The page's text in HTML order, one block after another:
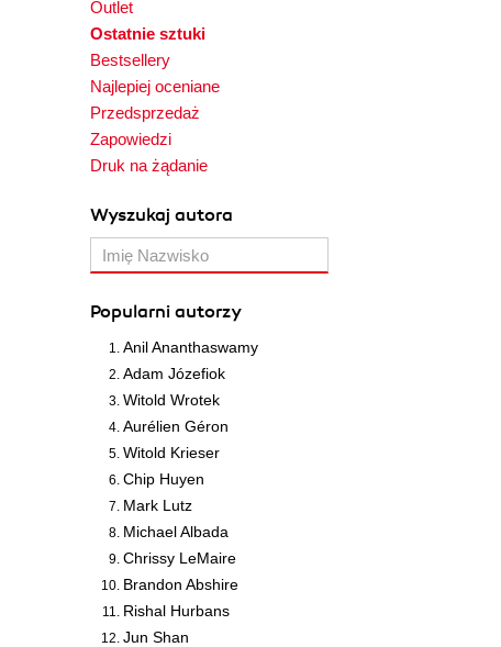
Outlet
Ostatnie sztuki
Bestsellery
Najlepiej oceniane
Przedsprzedaż
Zapowiedzi
Druk na żądanie
Wyszukaj autora
Popularni autorzy
Anil Ananthaswamy
Adam Józefiok
Witold Wrotek
Aurélien Géron
Witold Krieser
Chip Huyen
Mark Lutz
Michael Albada
Chrissy LeMaire
Brandon Abshire
Rishal Hurbans
Jun Shan